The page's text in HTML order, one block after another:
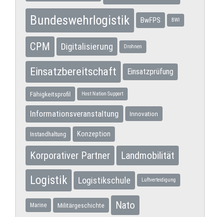
Bundeswehrlogistik BwFPS BWI
CPM Digitalisierung Drohnen
Einsatzbereitschaft Einsatzprüfung
Fähigkeitsprofil Host Nation Support
Informationsveranstaltung Innovation
Instandhaltung Konzeption
Korporativer Partner Landmobilität
Logistik Logistikschule Luftverteidigung
Marine Militärgeschichte Nato